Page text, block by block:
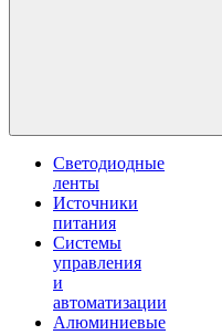
Светодиодные
ленты
Источники
питания
Системы
управления
и
автоматизации
Алюминиевые